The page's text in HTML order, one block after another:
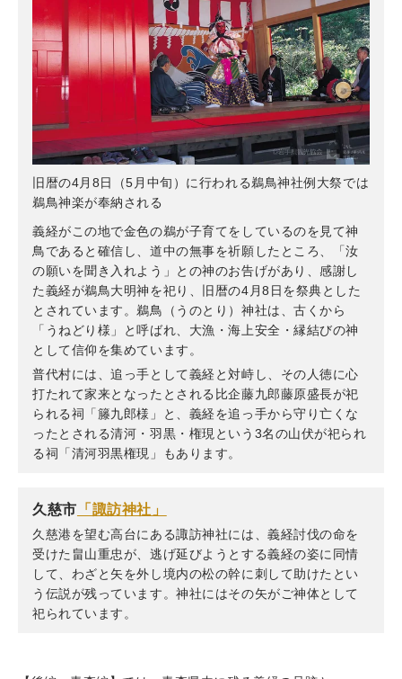
旧暦の4月8日（5月中旬）に行われる鵜鳥神社例大祭では
鵜鳥神楽が奉納される
義経がこの地で金色の鵜が子育てをしているのを見て神
鳥であると確信し、道中の無事を祈願したところ、「汝
の願いを聞き入れよう」との神のお告げがあり、感謝し
た義経が鵜鳥大明神を祀り、旧暦の4月8日を祭典とした
とされています。鵜鳥（うのとり）神社は、古くから
「うねどり様」と呼ばれ、大漁・海上安全・縁結びの神
として信仰を集めています。
普代村には、追っ手として義経と対峙し、その人徳に心
打たれて家来となったとされる比企藤九郎藤原盛長が祀
られる祠「籐九郎様」と、義経を追っ手から守り亡くな
ったとされる清河・羽黒・権現という3名の山伏が祀られ
る祠「清河羽黒権現」もあります。
久慈市 「諏訪神社」
久慈港を望む高台にある諏訪神社には、義経討伐の命を
受けた畠山重忠が、逃げ延びようとする義経の姿に同情
して、わざと矢を外し境内の松の幹に刺して助けたとい
う伝説が残っています。神社にはその矢がご神体として
祀られています。